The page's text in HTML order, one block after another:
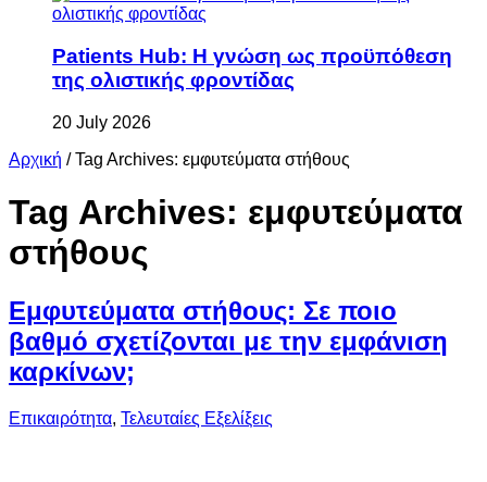
Patients Hub: Η γνώση ως προϋπόθεση
της ολιστικής φροντίδας
20 July 2026
Αρχική / Tag Archives: εμφυτεύματα στήθους
Tag Archives: εμφυτεύματα
στήθους
Εμφυτεύματα στήθους: Σε ποιο
βαθμό σχετίζονται με την εμφάνιση
καρκίνων;
Επικαιρότητα, Τελευταίες Εξελίξεις